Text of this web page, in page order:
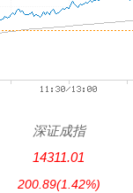
深证成指
14311.01
200.89(1.42%)